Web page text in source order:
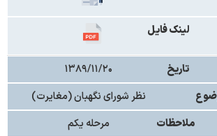
لینک فایل
تاریخ
۱۳۸۹/۱۱/۲۰
نظر شورای نگهبان (مغایرت)
ملاحظات
مرحله یکم